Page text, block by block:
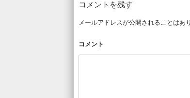
コメントを残す
メールアドレスが公開されることはあ
コメント